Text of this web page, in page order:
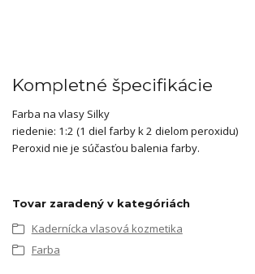
Kompletné špecifikácie
Farba na vlasy Silky
riedenie: 1:2 (1 diel farby k 2 dielom peroxidu)
Peroxid nie je súčasťou balenia farby.
Tovar zaradený v kategóriách
Kadernícka vlasová kozmetika
Farba